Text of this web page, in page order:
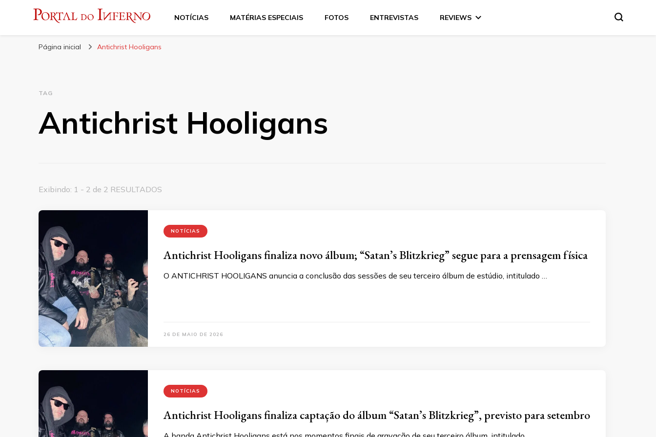
Portal do Inferno
NOTÍCIAS MATÉRIAS ESPECIAIS FOTOS ENTREVISTAS REVIEWS
Página inicial Antichrist Hooligans
TAG
Antichrist Hooligans
Exibindo: 1 - 2 de 2 RESULTADOS
NOTÍCIAS
Antichrist Hooligans finaliza novo álbum; “Satan’s Blitzkrieg” segue para a prensagem física
O ANTICHRIST HOOLIGANS anuncia a conclusão das sessões de seu terceiro álbum de estúdio, intitulado …
26 DE MAIO DE 2026
NOTÍCIAS
Antichrist Hooligans finaliza captação do álbum “Satan’s Blitzkrieg”, previsto para setembro